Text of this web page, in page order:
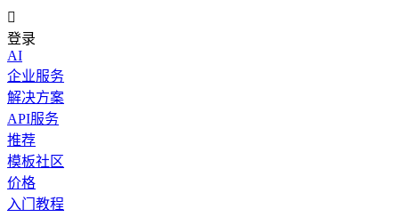

登录
AI
企业服务
解决方案
API服务
推荐
模板社区
价格
入门教程